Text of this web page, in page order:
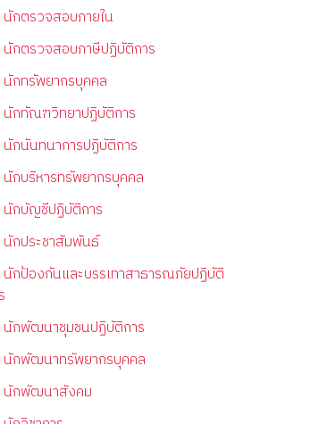
นักตรวจสอบภายใน
นักตรวจสอบภาษีปฏิบัติการ
นักทรัพยากรบุคคล
นักทัณฑวิทยาปฏิบัติการ
นักนันทนาการปฏิบัติการ
นักบริหารทรัพยากรบุคคล
นักบัญชีปฏิบัติการ
นักประชาสัมพันธ์
นักป้องกันและบรรเทาสาธารณภัยปฏิบัติ
นักพัฒนาชุมชนปฏิบัติการ
นักพัฒนาทรัพยากรบุคคล
นักพัฒนาสังคม